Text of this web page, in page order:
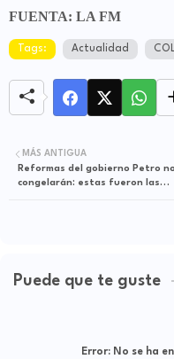
FUENTA: LA FM
Tags: Actualidad
MÁS ANTIGUA
Reformas del gobierno Petro
congelarán: estas fueron las
Puede que te guste
Error:No se ha